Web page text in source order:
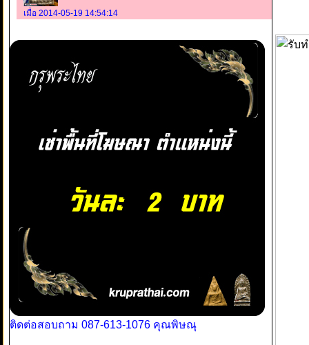
เมื่อ 2014-05-19 14:54:14
ติดต่อสอบถาม 087-613-1076 คุณพิษณุ